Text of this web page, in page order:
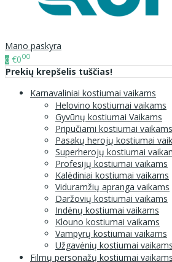
Mano paskyra
0 €000
Prekių krepšelis tuščias!
Karnavaliniai kostiumai vaikams
Helovino kostiumai vaikams
Gyvūnų kostiumai Vaikams
Pripučiami kostiumai vaikams
Pasakų herojų kostiumai
Superherojų kostiumai
Profesijų kostiumai vaikams
Kalėdiniai kostiumai vaikams
Viduramžių apranga vaikams
Daržovių kostiumai vaikams
Indėnų kostiumai vaikams
Klouno kostiumai vaikams
Vampyrų kostiumai vaikams
Užgavėnių kostiumai vaikams
Filmų personažų kostiumai vaikams